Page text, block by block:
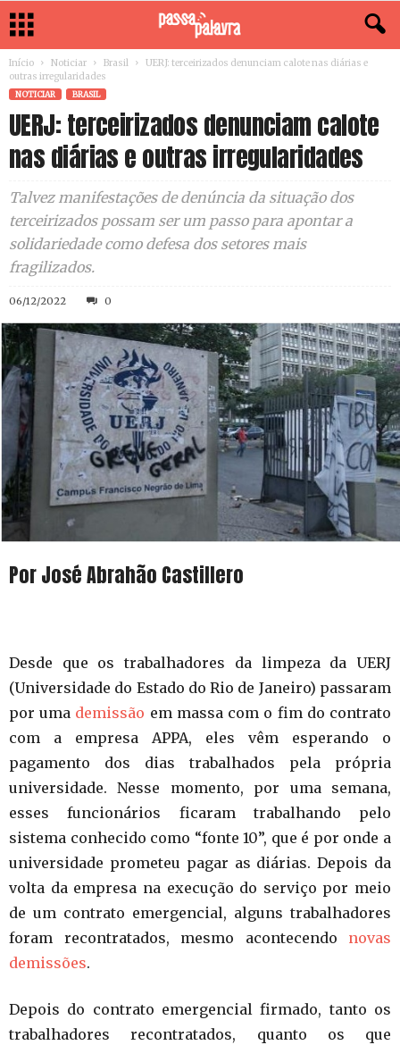
Início Noticiar Brasil
UERJ: terceirizados denunciam calote nas diárias e
outras irregularidades
NOTICIAR BRASIL
UERJ: terceirizados denunciam calote
nas diárias e outras irregularidades
Talvez manifestações de denúncia da situação dos
terceirizados possam ser um passo para apontar a
solidariedade como defesa dos setores mais
fragilizados.
06/12/2022 0
Por José Abrahão Castillero
Desde que os trabalhadores da limpeza da UERJ
(Universidade do Estado do Rio de Janeiro) passaram
por uma demissão em massa com o fim do contrato
com a empresa APPA, eles vêm esperando o
pagamento dos dias trabalhados pela própria
universidade. Nesse momento, por uma semana,
esses funcionários ficaram trabalhando pelo
sistema conhecido como “fonte 10”, que é por onde a
universidade prometeu pagar as diárias. Depois da
volta da empresa na execução do serviço por meio
de um contrato emergencial, alguns trabalhadores
foram recontratados, mesmo acontecendo novas
demissões.
Depois do contrato emergencial firmado, tanto os
trabalhadores recontratados, quanto os que